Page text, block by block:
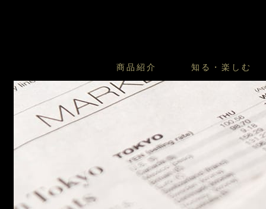
商品紹介
サマーギフトセット
フローズンスイーツ
知る・楽しむ
カスタードプリンのこだわり
フルーツオブフルーツのこだ
バレンタインとモロゾフにつ
キツネとレモン
カフェモロゾフ
焼き菓子マルシェ／窯だしクッキ
商品・店舗についてのお問い合
お客様の声から